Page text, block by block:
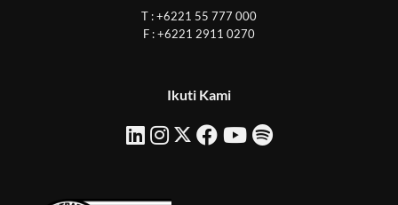
T : +6221 55 777 000
F : +6221 2911 0270
Ikuti Kami